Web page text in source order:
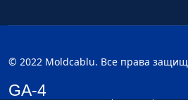
© 2022 Moldcablu. Все права
GA-4